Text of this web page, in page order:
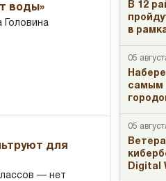
воды»
для
— нет
В 12
в
05
самым
05
Digital